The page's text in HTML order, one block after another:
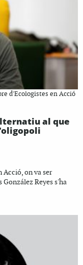
d'Ecologistes en Acció
al que
Acció, on va ser
Reyes s'ha